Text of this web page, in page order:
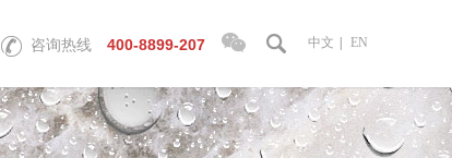
咨询热线 400-8899-207 中文 EN